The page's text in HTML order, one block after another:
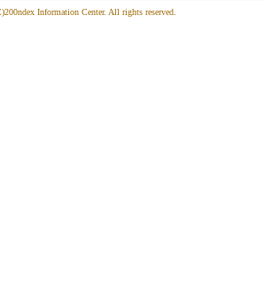
Information Center. All rights reserved.